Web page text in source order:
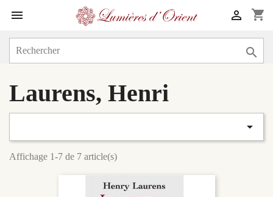
 shopping_cart


Laurens, Henri

Affichage 1-7 de 7 article(s)